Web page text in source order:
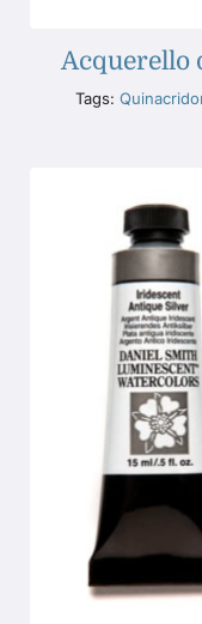
Acquerello
Tags: